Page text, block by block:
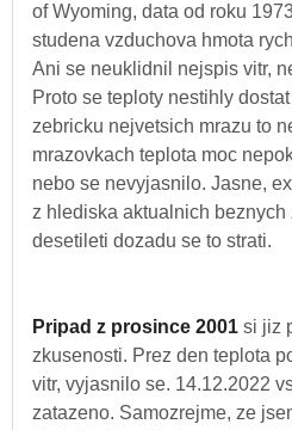
of Wyoming, data od roku
studena vzduchova hmota
Ani se neuklidnil nejspis vitr,
Proto se teploty nestihly
zebricku nejvetsich mrazu to
mrazovkach teplota moc
nebo se nevyjasnilo. Jasne,
z hlediska aktualnich
desetileti dozadu se to strati.
Pripad z prosince 2001 si jiz
zkusenosti. Prez den teplota
vitr, vyjasnilo se. 14.12.2022
zatazeno. Samozrejme, ze